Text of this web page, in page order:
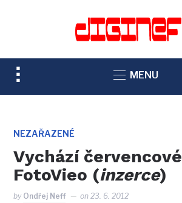
TOGGLE
SIDEBAR
NAVIGATION
MENU
NEZAŘAZENÉ
Vychází červencové
FotoVieo (inzerce)
by Ondřej Neff on23. 6. 2012